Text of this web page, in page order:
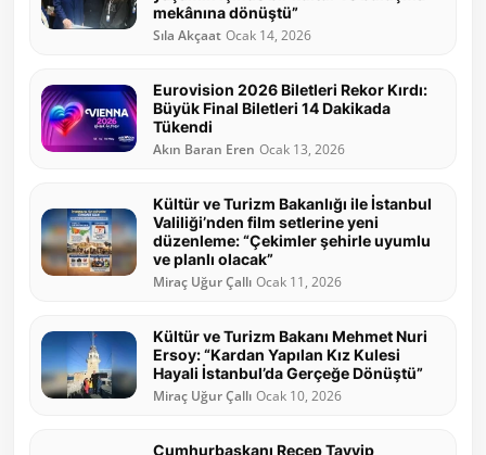
mekânına dönüştü”
Sıla Akçaat Ocak 14, 2026
Eurovision 2026 Biletleri Rekor Kırdı:
Büyük Final Biletleri 14 Dakikada
Tükendi
Akın Baran Eren Ocak 13, 2026
Kültür ve Turizm Bakanlığı ile İstanbul
Valiliği’nden film setlerine yeni
düzenleme: “Çekimler şehirle uyumlu
ve planlı olacak”
Miraç Uğur Çallı Ocak 11, 2026
Kültür ve Turizm Bakanı Mehmet Nuri
Ersoy: “Kardan Yapılan Kız Kulesi
Hayali İstanbul’da Gerçeğe Dönüştü”
Miraç Uğur Çallı Ocak 10, 2026
Cumhurbaşkanı Recep Tayyip